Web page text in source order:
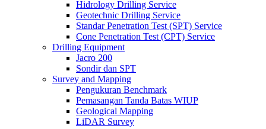
Hidrology Drilling Service
Geotechnic Drilling Service
Standar Penetration Test (SPT) Service
Cone Penetration Test (CPT) Service
Drilling Equipment
Jacro 200
Sondir dan SPT
Survey and Mapping
Pengukuran Benchmark
Pemasangan Tanda Batas WIUP
Geological Mapping
LiDAR Survey